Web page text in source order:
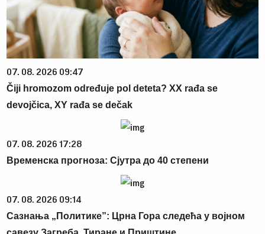
07. 08. 2026 09:47
Čiji hromozom određuje pol deteta? XX rađa se
devojčica, XY rađa se dečak
07. 08. 2026 17:28
Временска прогноза: Сјутра до 40 степени
07. 08. 2026 09:14
Сазнања „Политике”: Црна Гора следећа у војном